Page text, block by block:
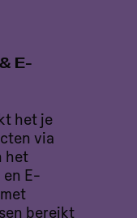
E-
het je
via
het
E-
bereikt